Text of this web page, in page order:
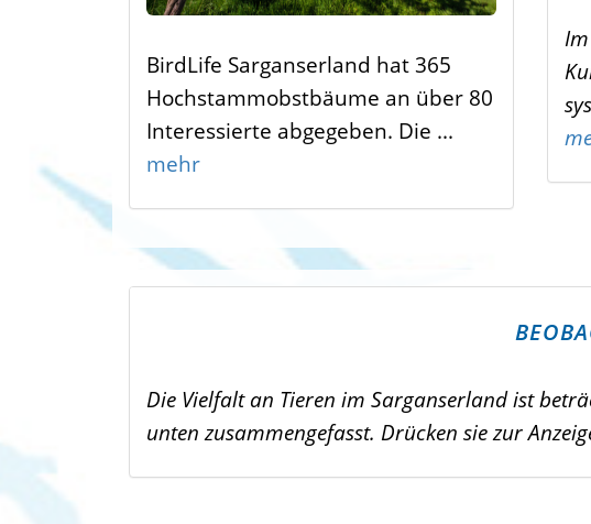
BirdLife Sarganserland hat 365
Hochstammobstbäume an über 80
Interessierte abgegeben. Die ...
mehr
Die Vielfalt an Tieren im Sarganserland ist
unten zusammengefasst. Drücken sie zur